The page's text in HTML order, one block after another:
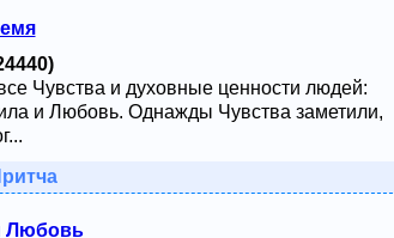
Чувства и духовные ценности людей:
и Любовь. Однажды Чувства заметили,
Любовь